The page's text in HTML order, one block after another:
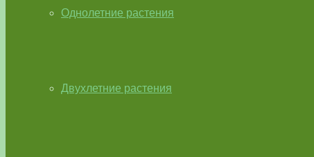
Однолетние растения
Двухлетние растения